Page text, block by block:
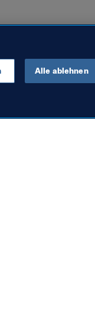
Alle ablehnen